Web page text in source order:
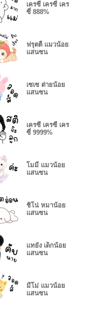
เครซี่ เครซี่ เคร
ซี่ 888%
ฟรุตตี้ แมวน้อย
แสนซน
เซเซ ต่ายน้อย
แสนซน
เครซี่ เครซี่ เคร
ซี่ 9999%
โมมี่ แมวน้อย
แสนซน
ชิโน่ หมาน้อย
แสนซน
แทยัง เด็กน้อย
แสนซน
มีโม่ แมวน้อย
แสนซน